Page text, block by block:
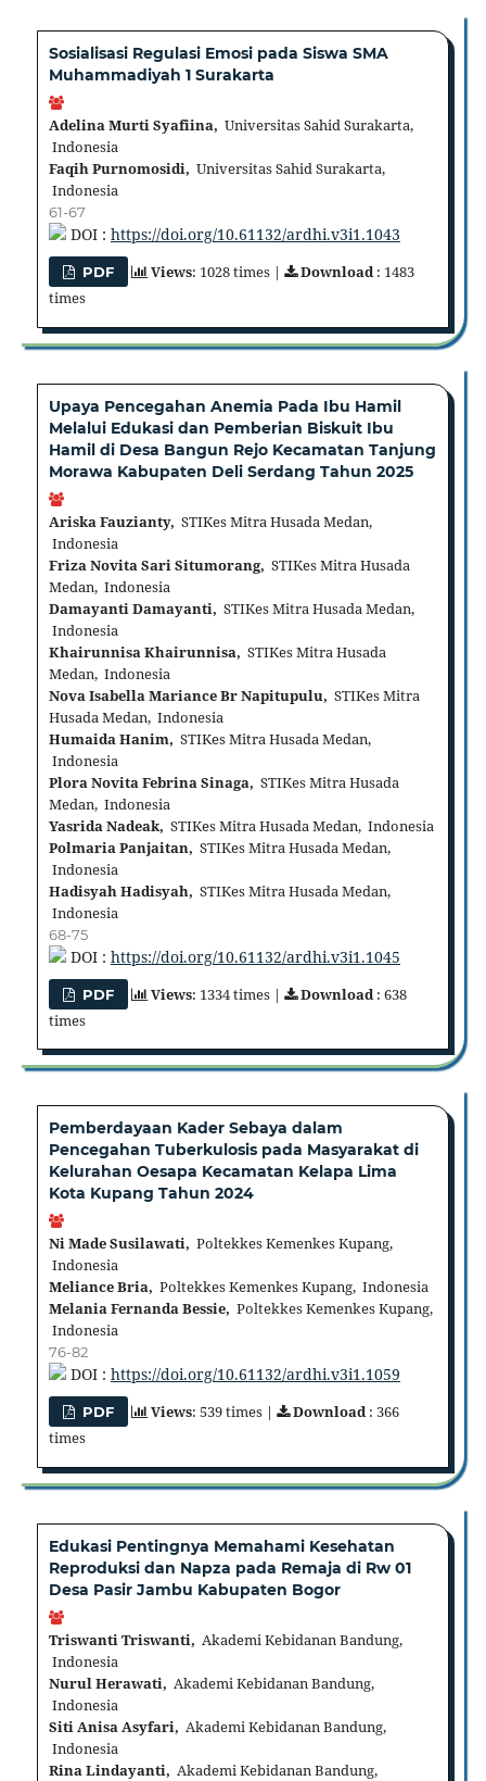
Sosialisasi Regulasi Emosi pada Siswa SMA
Muhammadiyah 1 Surakarta
Adelina Murti Syafiina, Universitas Sahid Surakarta,
Indonesia
Faqih Purnomosidi, Universitas Sahid Surakarta,
Indonesia
61-67
DOI : https://doi.org/10.61132/ardhi.v3i1.1043
PDF Views: 1028 times | Download: 1483
times
Upaya Pencegahan Anemia Pada Ibu Hamil
Melalui Edukasi dan Pemberian Biskuit Ibu
Hamil di Desa Bangun Rejo Kecamatan Tanjung
Morawa Kabupaten Deli Serdang Tahun 2025
Ariska Fauzianty, STIKes Mitra Husada Medan,
Indonesia
Friza Novita Sari Situmorang, STIKes Mitra Husada
Medan, Indonesia
Damayanti Damayanti, STIKes Mitra Husada Medan,
Indonesia
Khairunnisa Khairunnisa, STIKes Mitra Husada
Medan, Indonesia
Nova Isabella Mariance Br Napitupulu, STIKes Mitra
Husada Medan, Indonesia
Humaida Hanim, STIKes Mitra Husada Medan,
Indonesia
Plora Novita Febrina Sinaga, STIKes Mitra Husada
Medan, Indonesia
Yasrida Nadeak, STIKes Mitra Husada Medan, Indonesia
Polmaria Panjaitan, STIKes Mitra Husada Medan,
Indonesia
Hadisyah Hadisyah, STIKes Mitra Husada Medan,
Indonesia
68-75
DOI : https://doi.org/10.61132/ardhi.v3i1.1045
PDF Views: 1334 times | Download: 638
times
Pemberdayaan Kader Sebaya dalam
Pencegahan Tuberkulosis pada Masyarakat di
Kelurahan Oesapa Kecamatan Kelapa Lima
Kota Kupang Tahun 2024
Ni Made Susilawati, Poltekkes Kemenkes Kupang,
Indonesia
Meliance Bria, Poltekkes Kemenkes Kupang, Indonesia
Melania Fernanda Bessie, Poltekkes Kemenkes Kupang,
Indonesia
76-82
DOI : https://doi.org/10.61132/ardhi.v3i1.1059
PDF Views: 539 times | Download: 366
times
Edukasi Pentingnya Memahami Kesehatan
Reproduksi dan Napza pada Remaja di Rw 01
Desa Pasir Jambu Kabupaten Bogor
Triswanti Triswanti, Akademi Kebidanan Bandung,
Indonesia
Nurul Herawati, Akademi Kebidanan Bandung,
Indonesia
Siti Anisa Asyfari, Akademi Kebidanan Bandung,
Indonesia
Rina Lindayanti, Akademi Kebidanan Bandung,